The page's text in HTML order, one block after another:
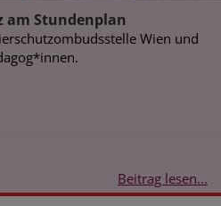
am Stundenplan
Wien und
Beitrag lesen...